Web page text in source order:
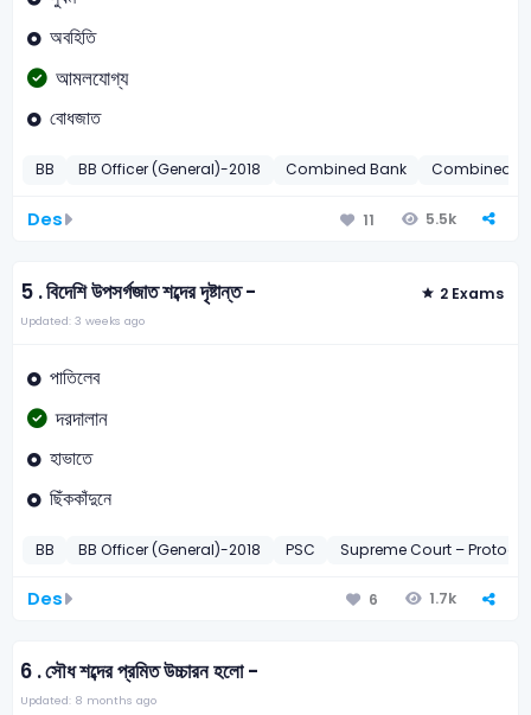
অবহিতি
আমলযোগ্য
বোধজাত
BB BB Officer (General)-2018 Combined Bank Combined
Des 11 5.5k
5 .বিদেশি উপসর্গজাত শব্দের দৃষ্টান্ত - 2 Exams
Updated: 3 weeks ago
পাতিলেব
দরদালান
হাভাতে
ছিঁককাঁদুনে
BB BB Officer (General)-2018 PSC Supreme Court –
Des 6 1.7k
6 .সৌধ শব্দের প্রমিত উচ্চারন হলো -
Updated: 8 months ago